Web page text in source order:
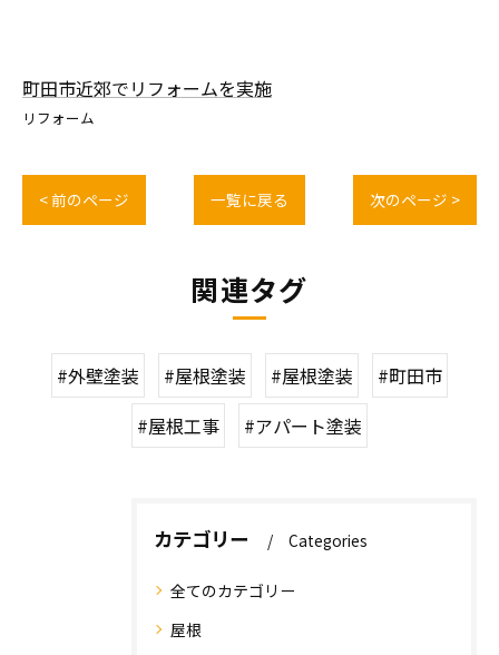
町田市近郊でリフォームを実施
リフォーム
< 前のページ 一覧に戻る 次のページ >
関連タグ
#外壁塗装 #屋根塗装 #屋根塗装
#町田市
#屋根工事
#アパート塗装
カテゴリー Categories
全てのカテゴリー
屋根